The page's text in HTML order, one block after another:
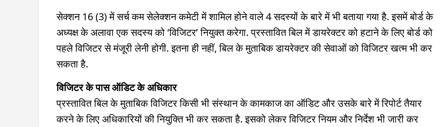
सेक्शन 16 (3) में सर्च कम सेलेक्शन कमेटी में शामिल होने वाले 4 सदस्यों के बारे में भी बताया गया है. इसमें बोर्ड के
अध्यक्ष के अलावा एक सदस्य को ‘विजिटर’ नियुक्त करेगा. प्रस्तावित बिल में डायरेक्टर को हटाने के लिए बोर्ड को
पहले विजिटर से मंजूरी लेनी होगी. इतना ही नहीं, बिल के मुताबिक डायरेक्टर की सेवाओं को विजिटर खत्म भी कर
सकता है.
विजिटर के पास ऑडिट के अधिकार
प्रस्तावित बिल के मुताबिक विजिटर किसी भी संस्थान के कामकाज का ऑडिट और उसके बारे में रिपोर्ट तैयार
करने के लिए अधिकारियों की नियुक्ति भी कर सकता है. इसको लेकर विजिटर नियम और निर्देश भी जारी कर